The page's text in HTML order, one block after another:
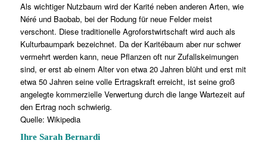
Als wichtiger Nutzbaum wird der Karité neben anderen Arten, wie
Néré und Baobab, bei der Rodung für neue Felder meist
verschont. Diese traditionelle Agroforstwirtschaft wird auch als
Kulturbaumpark bezeichnet. Da der Karitébaum aber nur schwer
vermehrt werden kann, neue Pflanzen oft nur Zufallskeimungen
sind, er erst ab einem Alter von etwa 20 Jahren blüht und erst mit
etwa 50 Jahren seine volle Ertragskraft erreicht, ist seine groß
angelegte kommerzielle Verwertung durch die lange Wartezeit auf
den Ertrag noch schwierig.
Quelle: Wikipedia
Ihre Sarah Bernardi